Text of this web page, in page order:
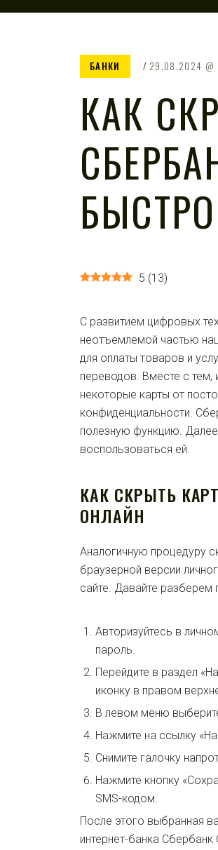
БАНКИ 29.08.2024
КАК
5 (13)
С развитием цифровых
неотъемлемой частью
для оплаты товаров и
переводов. Вместе с тем,
некоторые карты от
конфиденциальности.
полезную функцию.
воспользоваться ей.
КАК СКРЫТЬ
ОНЛАЙН
Аналогичную процедуру
браузерной версии
сайте. Давайте
Авторизуйтесь в
пароль.
Перейдите в раздел
иконку в правом
В левом меню
Нажмите на ссылку
Снимите галочку
Нажмите кнопку
SMS-кодом.
После этого выбранная
интернет-банка